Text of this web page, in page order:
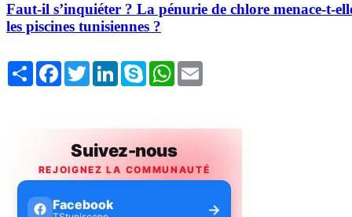
Faut-il s’inquiéter ? La pénurie de chlore menace-t-
les piscines tunisiennes ?
Share FacebookTwitterLinkedInSkype WhatsApp